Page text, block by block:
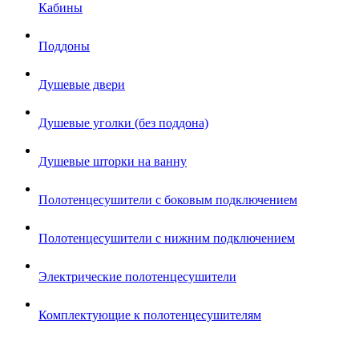
Кабины
Поддоны
Душевые двери
Душевые уголки (без поддона)
Душевые шторки на ванну
Полотенцесушители с боковым подключением
Полотенцесушители с нижним подключением
Электрические полотенцесушители
Комплектующие к полотенцесушителям